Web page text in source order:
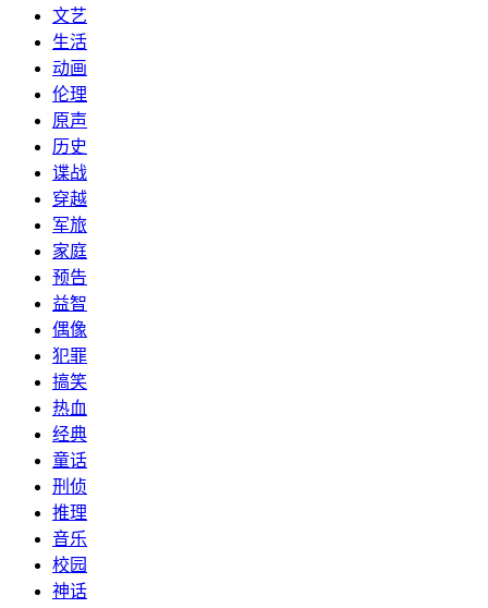
文艺
生活
动画
伦理
原声
历史
谍战
穿越
军旅
家庭
预告
益智
偶像
犯罪
搞笑
热血
经典
童话
刑侦
推理
音乐
校园
神话